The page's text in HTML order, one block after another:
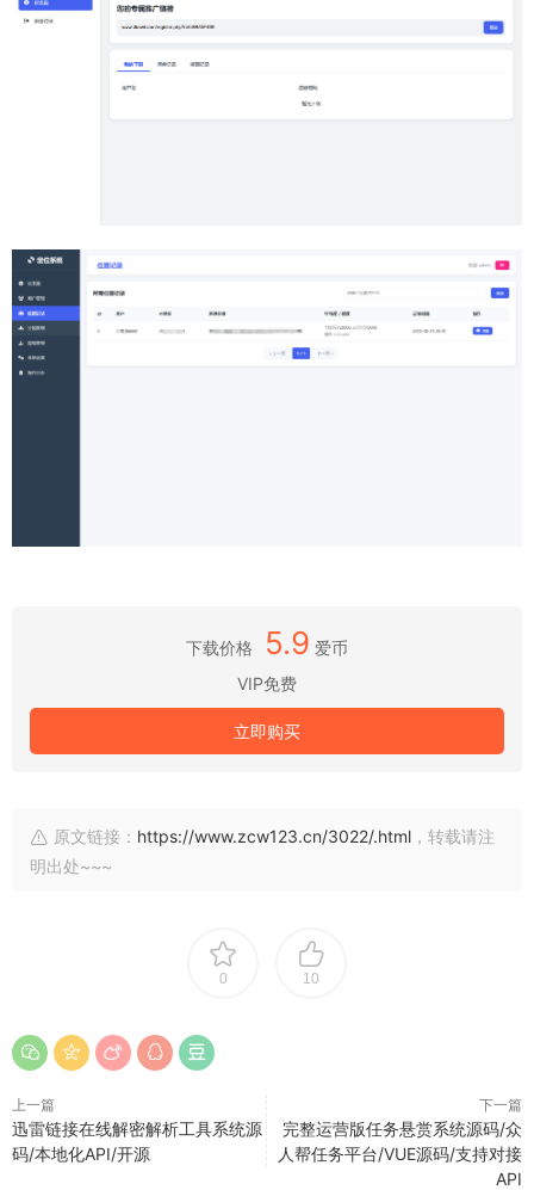
下载价格 5.9 爱币
VIP免费
立即购买
原文链接： https://www.zcw123.cn/3022/.html ，转载请注
明出处~~~
0 10
上一篇
迅雷链接在线解密解析工具系统源
码/本地化API/开源
下一篇
完整运营版任务悬赏系统源码/众
人帮任务平台/VUE源码/支持对接
API